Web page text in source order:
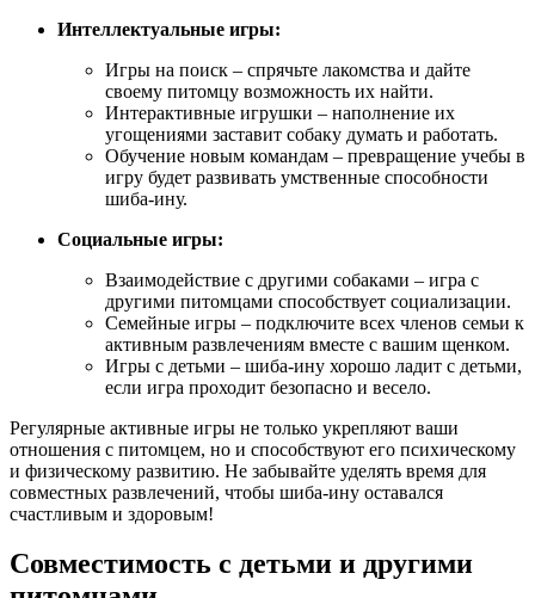
Интеллектуальные игры:
Игры на поиск – спрячьте лакомства и дайте
своему питомцу возможность их найти.
Интерактивные игрушки – наполнение их
угощениями заставит собаку думать и работать.
Обучение новым командам – превращение учебы в
игру будет развивать умственные способности
шиба-ину.
Социальные игры:
Взаимодействие с другими собаками – игра с
другими питомцами способствует социализации.
Семейные игры – подключите всех членов семьи к
активным развлечениям вместе с вашим щенком.
Игры с детьми – шиба-ину хорошо ладит с детьми,
если игра проходит безопасно и весело.
Регулярные активные игры не только укрепляют ваши
отношения с питомцем, но и способствуют его психическому
и физическому развитию. Не забывайте уделять время для
совместных развлечений, чтобы шиба-ину оставался
счастливым и здоровым!
Совместимость с детьми и другими